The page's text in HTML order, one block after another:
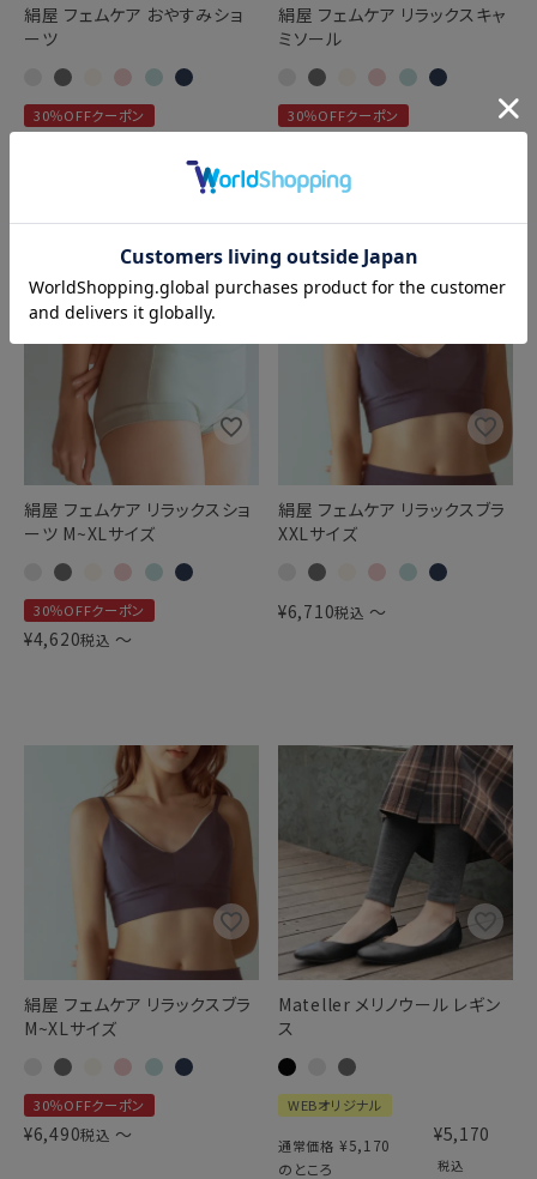
絹屋 フェムケア おやすみショ
ーツ
30％OFFクーポン
絹屋 フェムケア リラックスキャ
ミソール
30％OFFクーポン
絹屋 フェムケア リラックスショ
ーツ M~XLサイズ
30％OFFクーポン
¥4,620税込 〜
絹屋 フェムケア リラックスブラ
XXLサイズ
¥6,710税込 〜
絹屋 フェムケア リラックスブラ
M~XLサイズ
30％OFFクーポン
¥6,490税込 〜
Mateller メリノウール レギン
ス
WEBオリジナル
通常価格 ¥5,170
のところ
¥5,170
税込